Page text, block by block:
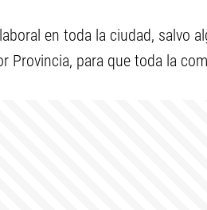
en toda la ciudad, salvo
Provincia, para que toda la